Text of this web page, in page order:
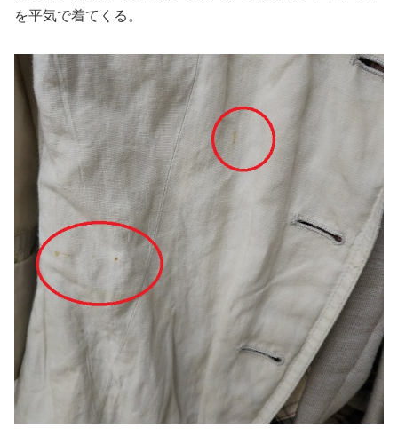
を平気で着てくる。